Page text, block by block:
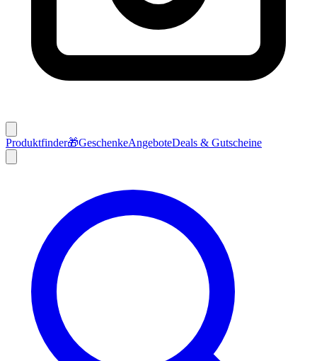
Produktfinder🎁GeschenkeAngeboteDeals & Gutscheine